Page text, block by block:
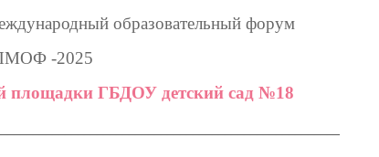
образовательный форум
-2025
площадки ГБДОУ детский сад №18